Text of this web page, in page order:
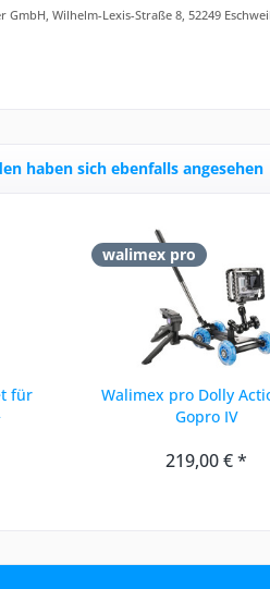
GmbH, Wilhelm-Lexis-Straße 8, 52249
haben sich ebenfalls angesehen
für
walimex pro
Walimex pro Dolly
Gopro IV
219,00 € *